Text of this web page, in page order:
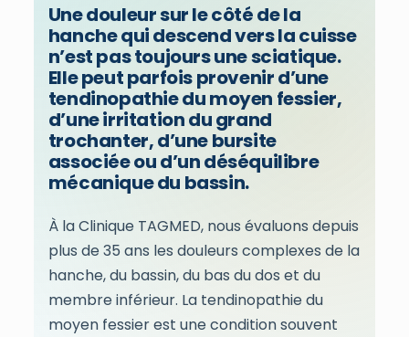
Une douleur sur le côté de la
hanche qui descend vers la cuisse
n’est pas toujours une sciatique.
Elle peut parfois provenir d’une
tendinopathie du moyen fessier,
d’une irritation du grand
trochanter, d’une bursite
associée ou d’un déséquilibre
mécanique du bassin.
À la Clinique TAGMED, nous évaluons depuis
plus de 35 ans les douleurs complexes de la
hanche, du bassin, du bas du dos et du
membre inférieur. La tendinopathie du
moyen fessier est une condition souvent